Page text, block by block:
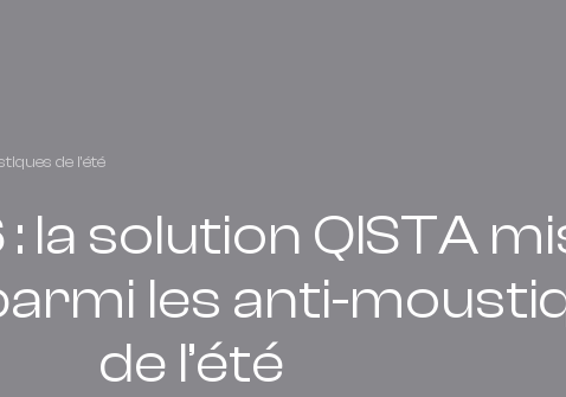
de l’été
la solution QISTA
les anti-
de l’été